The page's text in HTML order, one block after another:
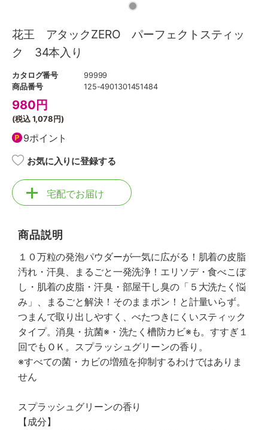
花王 アタックZERO パーフェクトスティッ
ク 34本入り
カタログ番号
99999
商品番号
125-4901301451484
980 円
(税込1,078円)
9ポイント
お気に入りに登録する
宅配でお届け
商品説明
１０万粒の発泡パウダーが一気に広がる！肌着の皮脂
汚れ・汗臭、まるごと一発洗浄！エリソデ・食べこぼ
し・肌着の皮脂・汗臭・部屋干し臭の「５大洗たく悩
み」、まるごと解決！そのままポン！と計量いらず。
つまんで取り出しやすく、べたつきにくいスティック
タイプ。消臭・抗菌※・洗たく槽防カビ※も。すすぎ１
回でもＯＫ。スプラッシュグリーンの香り。
※すべての菌・カビの増殖を抑制するわけではありま
せん
スプラッシュグリーンの香り
【成分】